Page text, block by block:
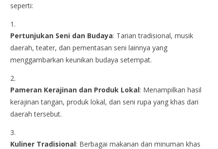
seperti:
Pertunjukan Seni dan Budaya: Tarian tradisional, musik
daerah, teater, dan pementasan seni lainnya yang
menggambarkan keunikan budaya setempat.
Pameran Kerajinan dan Produk Lokal: Menampilkan hasil
kerajinan tangan, produk lokal, dan seni rupa yang khas dari
daerah tersebut.
Kuliner Tradisional: Berbagai makanan dan minuman khas